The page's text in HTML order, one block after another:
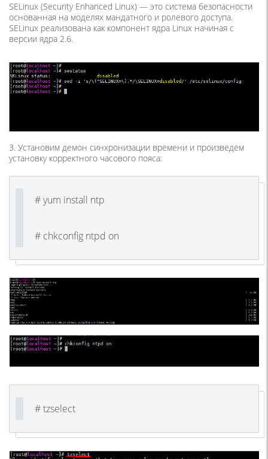
SELinux (Security Enhanced Linux) — это система безопасности
основанная на моделях мандатного и ролевого доступа.
SELinux реализована как компонент ядра Linux начиная с
версии ядра 2.6.
3. Установим демон синхронизации времени и произведем
установку корректного часового пояса:
# yum install ntp
# chkconfig ntpd on
# tzselect